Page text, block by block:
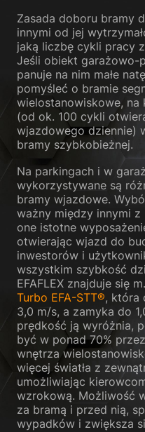
Zasada doboru bramy
innymi od jej
jaką liczbę cykli pracy
Jeśli obiekt garażowo-
panuje na nim małe
pomyśleć o bramie
wielostanowiskowe,
(od ok. 100 cykli
wjazdowego dziennie)
bramy szybkobieżnej.
Na parkingach i w
wykorzystywane są
bramy wjazdowe.
ważny między innymi
one istotne
otwierając wjazd do
inwestorów i
wszystkim szybkość
EFAFLEX znajduje się
Turbo EFA-STT®, która
3,0 m/s, a zamyka do
prędkość ją wyróżnia,
być w ponad 70%
wnętrza
więcej światła z
umożliwiając
wzrokową. Możliwość
za bramą i przed nią,
wypadków i zwiększa
dalsze informacje i wybrać
Akceptuj
Akceptuję tylko
Preferencje prywatności
Niezbędne (1)
Niezbędne pliki cookie
do prawidłowego
Pokaż
Statystyczne (1)
Statystyczne pliki cookie
Informacje te pomagają nam
korzystają z naszej strony
Pokaż
Media zewnętrzne
Treści z platform wideo i
domyślnie blokowane. Jeśli pliki
zaakceptowane, dostęp do tych
zgody.
Pokaż